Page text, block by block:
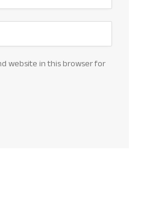
website in this browser for